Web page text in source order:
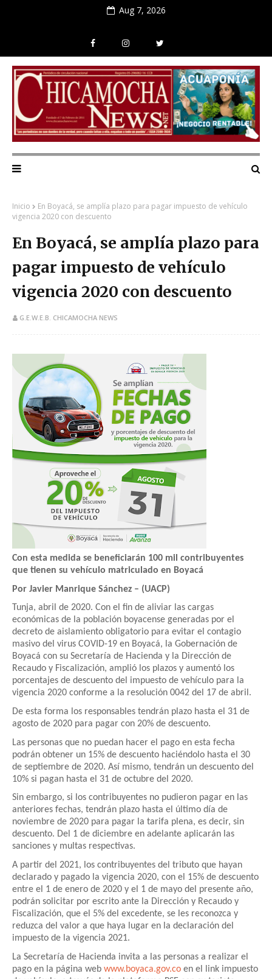
Aug 7, 2026
Inicio
En Boyacá, se amplía plazo para pagar impuesto de vehículo
vigencia 2020 con descuento
En Boyacá, se amplía plazo para
pagar impuesto de vehículo
vigencia 2020 con descuento
G.E.W.E.B. CHICAMOCHA NEWS
Con esta medida se beneficiarán 100 mil contribuyentes
que tienen su vehículo matriculado en Boyacá
Por Javier Manrique Sánchez – (UACP)
Tunja, abril de 2020. Con el fin de aliviar las cargas
económicas de la población boyacense generadas por el
decreto de aislamiento obligatorio para evitar el contagio
masivo del virus COVID-19 en Boyacá, la Gobernación de
Boyacá con su Secretaría de Hacienda y la Dirección de
Recaudo y Fiscalización, amplió los plazos y aumentó los
porcentajes de descuento del impuesto de vehículo para la
vigencia 2020 conforme a la resolución 0042 del 17 de abril.
De esta forma los responsables tendrán plazo hasta el 31 de
agosto de 2020 para pagar con 20% de descuento.
Las personas que no puedan hacer el pago en esta fecha
podrán obtener un 15% de descuento haciéndolo hasta el 30
de septiembre de 2020. Así mismo, tendrán un descuento del
10% si pagan hasta el 31 de octubre del 2020.
Sin embargo, si los contribuyentes no pudieron pagar en las
anteriores fechas, tendrán plazo hasta el último día de
noviembre de 2020 para pagar la tarifa plena, es decir, sin
descuento. Del 1 de diciembre en adelante aplicarán las
sanciones y multas respectivas.
A partir del 2021, los contribuyentes del tributo que hayan
declarado y pagado la vigencia 2020, con el 15% de descuento
entre el 1 de enero de 2020 y el 1 de mayo del presente año,
podrán solicitar por escrito ante la Dirección y Recaudo y
Fiscalización, que el 5% del excedente, se les reconozca y
reduzca del valor a que haya lugar en la declaración del
impuesto de la vigencia 2021.
La Secretaría de Hacienda invita a las personas a realizar el
pago en la página web www.boyaca.gov.co en el link impuesto